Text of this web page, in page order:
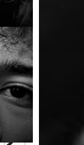
J...